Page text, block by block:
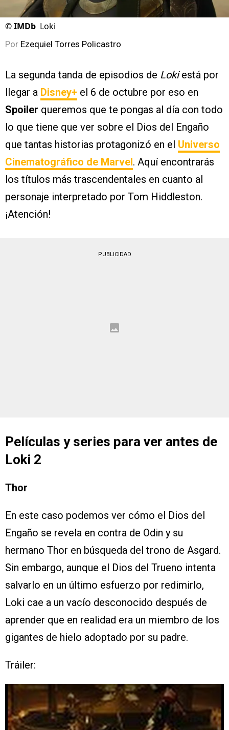
©IMDb Loki
Por Ezequiel Torres Policastro
La segunda tanda de episodios de Lokiestá por
llegar a Disney+ el 6 de octubre por eso en
Spoiler queremos que te pongas al día con todo
lo que tiene que ver sobre el Dios del Engaño
que tantas historias protagonizó en el Universo
Cinematográfico de Marvel . Aquí encontrarás
los títulos más trascendentales en cuanto al
personaje interpretado por Tom Hiddleston.
¡Atención!
PUBLICIDAD
Películas y series para ver antes de
Loki 2
Thor
En este caso podemos ver cómo el Dios del
Engaño se revela en contra de Odin y su
hermano Thor en búsqueda del trono de Asgard.
Sin embargo, aunque el Dios del Trueno intenta
salvarlo en un último esfuerzo por redimirlo,
Loki cae a un vacío desconocido después de
aprender que en realidad era un miembro de los
gigantes de hielo adoptado por su padre.
Tráiler: